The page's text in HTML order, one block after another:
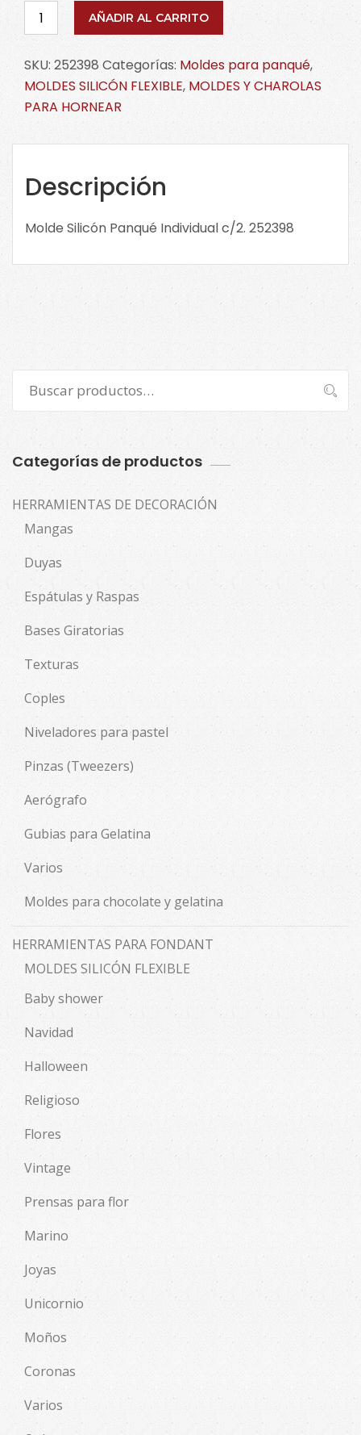
Molde
Silicón
Individual
c/2.
252398
AÑADIR AL CARRITO
SKU:252398 Categorías: Moldes para panqué,
MOLDES SILICÓN FLEXIBLE, MOLDES Y CHAROLAS
PARA HORNEAR
Descripción
Molde Silicón Panqué Individual c/2. 252398
por:
Buscar
Categorías de productos
HERRAMIENTAS DE DECORACIÓN
Mangas
Duyas
Espátulas y Raspas
Bases Giratorias
Texturas
Coples
Niveladores para pastel
Pinzas (Tweezers)
Aerógrafo
Gubias para Gelatina
Varios
Moldes para chocolate y gelatina
HERRAMIENTAS PARA FONDANT
MOLDES SILICÓN FLEXIBLE
Baby shower
Navidad
Halloween
Religioso
Flores
Vintage
Prensas para flor
Marino
Joyas
Unicornio
Moños
Coronas
Varios